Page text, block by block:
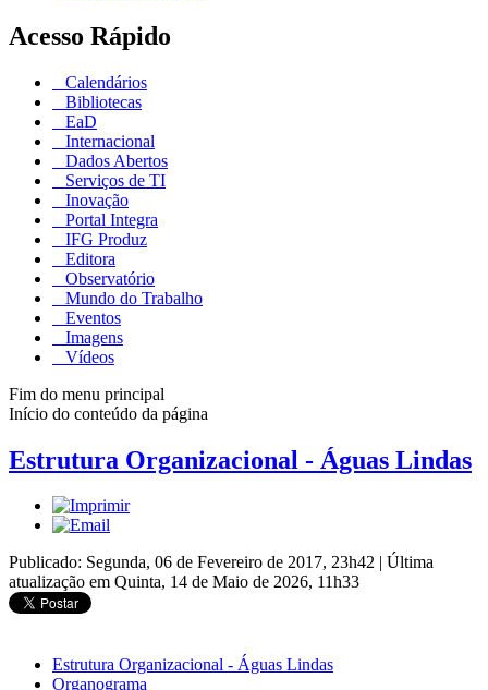
Acesso Rápido
Calendários
Bibliotecas
EaD
Internacional
Dados Abertos
Serviços de TI
Inovação
Portal Integra
IFG Produz
Editora
Observatório
Mundo do Trabalho
Eventos
Imagens
Vídeos
Fim do menu principal
Início do conteúdo da página
Estrutura Organizacional - Águas Lindas
Publicado: Segunda, 06 de Fevereiro de 2017, 23h42 | Última
atualização em Quinta, 14 de Maio de 2026, 11h33
Estrutura Organizacional - Águas Lindas
Organograma